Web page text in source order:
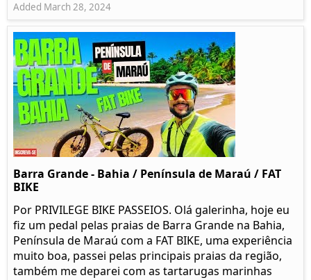
Added March 28, 2024
Barra Grande - Bahia / Península de Maraú / FAT
BIKE
Por PRIVILEGE BIKE PASSEIOS. Olá galerinha, hoje eu
fiz um pedal pelas praias de Barra Grande na Bahia,
Península de Maraú com a FAT BIKE, uma experiência
muito boa, passei pelas principais praias da região,
também me deparei com as tartarugas marinhas